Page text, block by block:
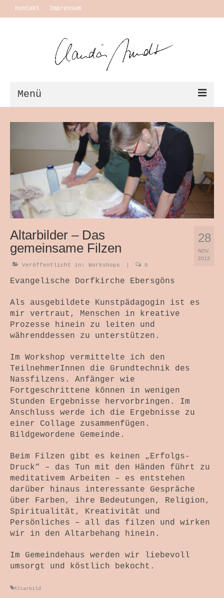
Kontakt Impressum
Menü
Vita + Ausstellungen
Motivation Themen
Arbeiten
Ausstellungen
Objekt und Raum
Bild und Fotografie
Werkstattverkauf
Wir Drei
Kurse + Termine
Die Zeit Atmet – SoulPage
Lichtspuren – SoulPage
28
NOV.
2013
Altarbilder – Das
gemeinsame Filzen
Veröffentlicht in: Workshops 0
Evangelische Dorfkirche Ebersgöns
Als ausgebildete Kunstpädagogin ist es
mir vertraut, Menschen in kreative
Prozesse hinein zu leiten und
währenddessen zu unterstützen.
Im Workshop vermittelte ich den
TeilnehmerInnen die Grundtechnik des
Nassfilzens. Anfänger wie
Fortgeschrittene können in wenigen
Stunden Ergebnisse hervorbringen. Im
Anschluss werde ich die Ergebnisse zu
einer Collage zusammenfügen.
Bildgewordene Gemeinde.
Beim Filzen gibt es keinen „Erfolgs-
Druck“ – das Tun mit den Händen führt zu
meditativem Arbeiten – es entstehen
darüber hinaus interessante Gespräche
über Farben, ihre Bedeutungen, Religion,
Spiritualität, Kreativität und
Persönliches – all das filzen und wirken
wir in den Altarbehang hinein.
Im Gemeindehaus werden wir liebevoll
umsorgt und köstlich bekocht.
Altarbild